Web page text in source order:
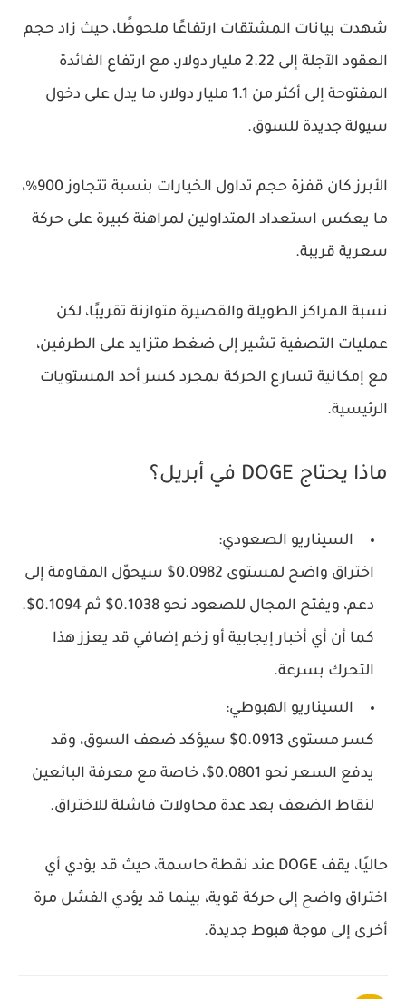
شهدت بيانات المشتقات ارتفاعًا ملحوظًا، حيث زاد حجم
العقود الآجلة إلى 2.22 مليار دولار، مع ارتفاع الفائدة
المفتوحة إلى أكثر من 1.1 مليار دولار، ما يدل على دخول
سيولة جديدة للسوق.
الأبرز كان قفزة حجم تداول الخيارات بنسبة تتجاوز 900%،
ما يعكس استعداد المتداولين لمراهنة كبيرة على حركة
سعرية قريبة.
نسبة المراكز الطويلة والقصيرة متوازنة تقريبًا، لكن
عمليات التصفية تشير إلى ضغط متزايد على الطرفين،
مع إمكانية تسارع الحركة بمجرد كسر أحد المستويات
الرئيسية.
ماذا يحتاج DOGE في أبريل؟
السيناريو الصعودي:
اختراق واضح لمستوى 0.0982$ سيحوّل المقاومة إلى
دعم، ويفتح المجال للصعود نحو 0.1038$ ثم 0.1094$.
كما أن أي أخبار إيجابية أو زخم إضافي قد يعزز هذا
التحرك بسرعة.
السيناريو الهبوطي:
كسر مستوى 0.0913$ سيؤكد ضعف السوق، وقد
يدفع السعر نحو 0.0801$، خاصة مع معرفة البائعين
لنقاط الضعف بعد عدة محاولات فاشلة للاختراق.
حاليًا، يقف DOGE عند نقطة حاسمة، حيث قد يؤدي أي
اختراق واضح إلى حركة قوية، بينما قد يؤدي الفشل مرة
أخرى إلى موجة هبوط جديدة.